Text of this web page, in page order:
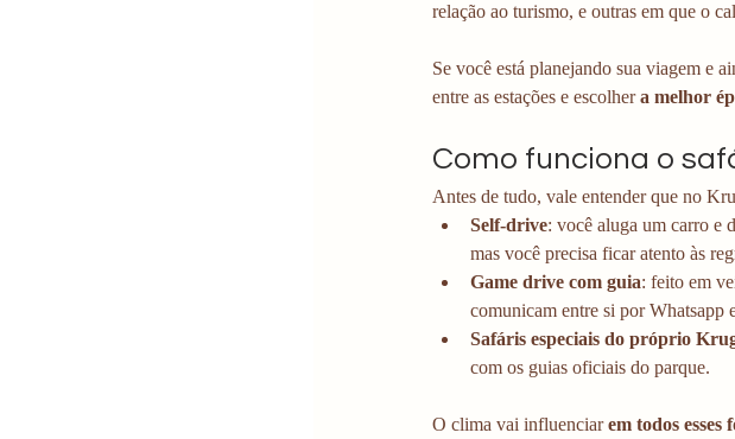
relação ao turismo, e outras em que o
Se você está planejando sua viagem e
entre as estações e escolher a melhor
Como funciona o
Antes de tudo, vale entender que no
Self-drive: você aluga um carro e
mas você precisa ficar atento às
Game drive com guia: feito em
comunicam entre si por Whatsapp
Safáris especiais do próprio
com os guias oficiais do parque.
O clima vai influenciar em todos